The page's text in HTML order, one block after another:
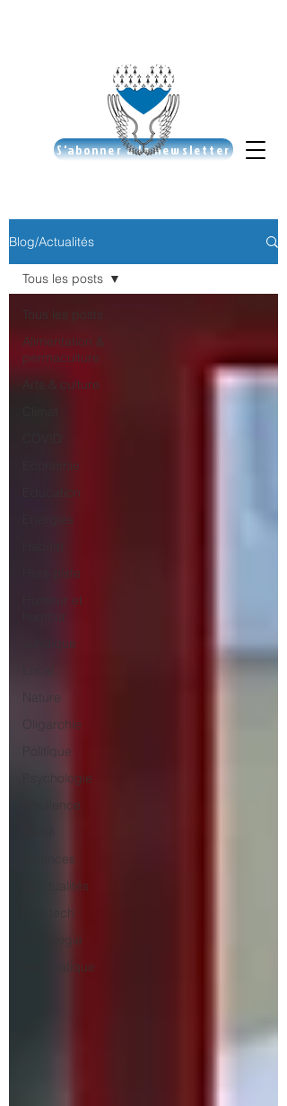
S'abonner à la newsletter
Blog/Actualités
Tous les posts
Alimentation &
permaculture
Arts & culture
Économie
Education
Energies
Hors piste
Humeur et
humour
Juridique
Nature
Oligarchie
Politique
Psychologie
Résilience
Sciences
Spiritualités
Low tech
Sociologie
Informatique
Tous les posts